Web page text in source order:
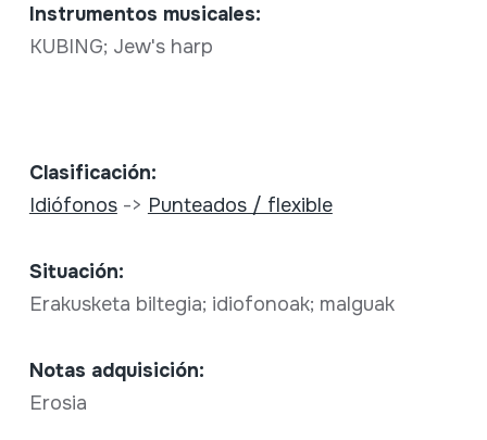
Instrumentos musicales:
KUBING; Jew's harp
Clasificación:
Idiófonos-> Punteados / flexible
Situación:
Erakusketa biltegia; idiofonoak; malguak
Notas adquisición:
Erosia